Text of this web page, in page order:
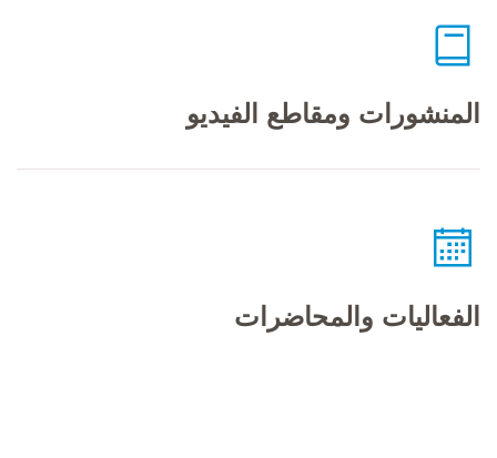
المنشورات ومقاطع الفيديو
الفعاليات والمحاضرات